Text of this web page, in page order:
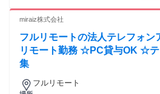
miraiz株式会社
フルリモートの法人テレフォ
リモート勤務 ☆PC貸与OK ☆
集
フルリモート